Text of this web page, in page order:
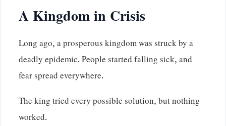
A Kingdom in Crisis
Long ago, a prosperous kingdom was struck by a
deadly epidemic. People started falling sick, and
fear spread everywhere.
The king tried every possible solution, but nothing
worked.